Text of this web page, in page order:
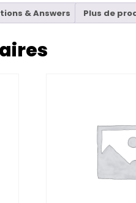
& Answers Plus de